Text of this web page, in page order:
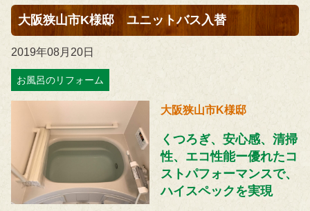
大阪狭山市K様邸 ユニットバス入替
2019年08月20日
お風呂のリフォーム
大阪狭山市K様邸
くつろぎ、安心感、清掃
性、エコ性能ー優れたコ
ストパフォーマンスで、
ハイスペックを実現